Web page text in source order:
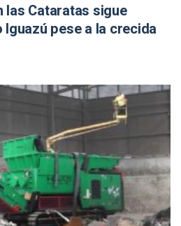
Cataratas sigue
pese a la crecida